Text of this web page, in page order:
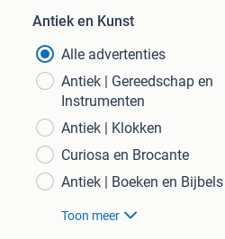
Antiek en Kunst
Alle advertenties
Antiek | Gereedschap en
Instrumenten
Antiek | Klokken
Curiosa en Brocante
Antiek | Boeken en Bijbels
Toon meer